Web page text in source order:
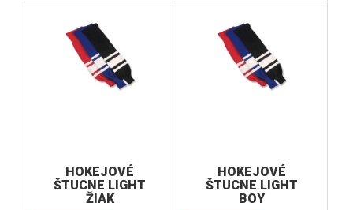
HOKEJOVÉ
ŠTUCNE LIGHT
ŽIAK
HOKEJOVÉ
ŠTUCNE LIGHT
BOY